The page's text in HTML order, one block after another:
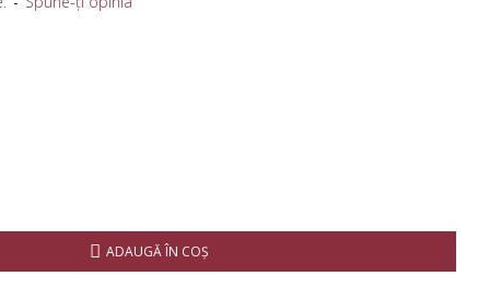
ADAUGĂ ÎN COŞ